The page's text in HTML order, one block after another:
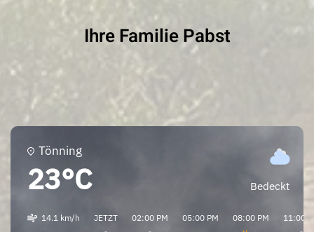
Ihre Familie Pabst
Tönning
23°C Bedeckt
14.1 km/h
JETZT 02:00 PM 05:00 PM 08:00 PM 11:00